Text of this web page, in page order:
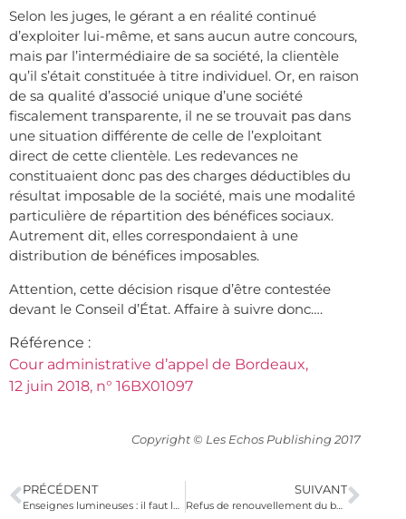
Selon les juges, le gérant a en réalité continué
d’exploiter lui-même, et sans aucun autre concours,
mais par l’intermédiaire de sa société, la clientèle
qu’il s’était constituée à titre individuel. Or, en raison
de sa qualité d’associé unique d’une société
fiscalement transparente, il ne se trouvait pas dans
une situation différente de celle de l’exploitant
direct de cette clientèle. Les redevances ne
constituaient donc pas des charges déductibles du
résultat imposable de la société, mais une modalité
particulière de répartition des bénéfices sociaux.
Autrement dit, elles correspondaient à une
distribution de bénéfices imposables.
Attention, cette décision risque d’être contestée
devant le Conseil d’État. Affaire à suivre donc….
Référence :
Cour administrative d’appel de Bordeaux,
12 juin 2018, n° 16BX01097
Copyright © Les Echos Publishing 2017
PRÉCÉDENT SUIVANT
Refus de renouvellement du bail rural d’un locataire âgé